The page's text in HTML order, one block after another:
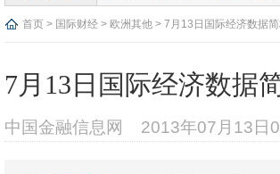
首页 > 国际财经 > 欧洲其他 > 7月13日国际经济数据
7月13日国际经济数据
中国金融信息网 2013年07月13日